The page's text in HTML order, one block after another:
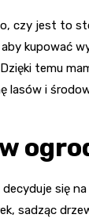
czy jest to
kupować
temu
lasów i
się
sadząc